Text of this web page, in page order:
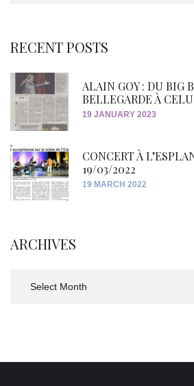
RECENT POSTS
ALAIN GOY : DU BIG
BELLEGARDE À
19 JANUARY 2023
CONCERT À
19/03/2022
19 MARCH 2022
ARCHIVES